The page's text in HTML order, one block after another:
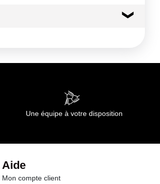
Une équipe à votre disposition
Aide
Mon compte client